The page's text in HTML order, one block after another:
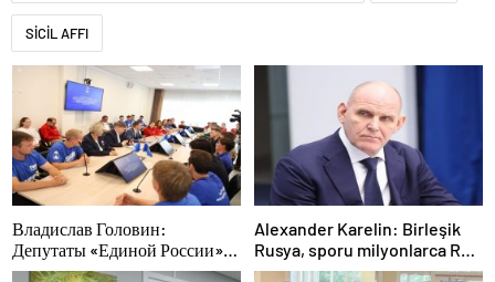
SİCİL AFFI
Владислав Головин:
Депутаты «Единой России»
выстраивают экосистему
Alexander Karelin: Birleşik
Rusya, sporu milyonlarca Rus
için erişilebilir kılıyor